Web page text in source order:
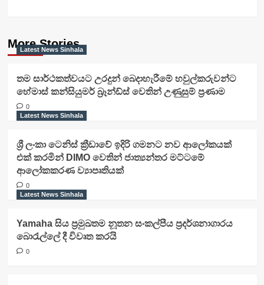
More Stories
Latest News Sinhala
තම සාර්ථකත්වයට උරදුන් බෙදාහැරීමේ හවුල්කරුවන්ට
හේමාස් කන්සියුමර් බ්‍රෑන්ඩ්ස් වෙතින් උණුසුම් ප්‍රණාම
0
Latest News Sinhala
ශ්‍රී ලංකා ටෙනිස් ක්‍රීඩාවේ ඉදිරි ගමනට නව ආලෝකයක්
එක් කරමින් DIMO වෙතින් ජාත්‍යන්තර මට්ටමේ
ආලෝකකරණ ව්‍යාපෘතියක්
0
Latest News Sinhala
Yamaha සිය ප්‍රමුඛතම නූතන සංකල්පීය ප්‍රදර්ශනාගාරය
බොරැල්ලේ දී විවෘත කරයි
0